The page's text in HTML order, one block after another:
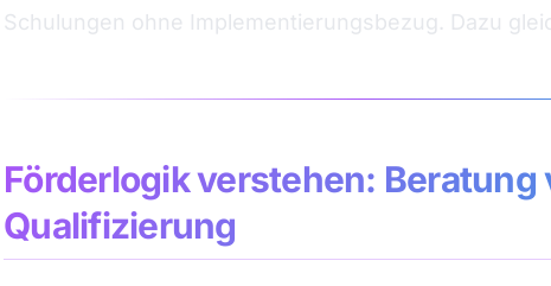
Schulungen ohne Implementierungsbezug. Dazu
Förderlogik verstehen:
Qualifizierung